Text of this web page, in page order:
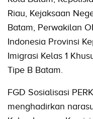
Riau, Kejaksaan
Batam, Perwakilan
Indonesia Provinsi
Imigrasi Kelas 1
Tipe B Batam.
FGD Sosialisasi
menghadirkan